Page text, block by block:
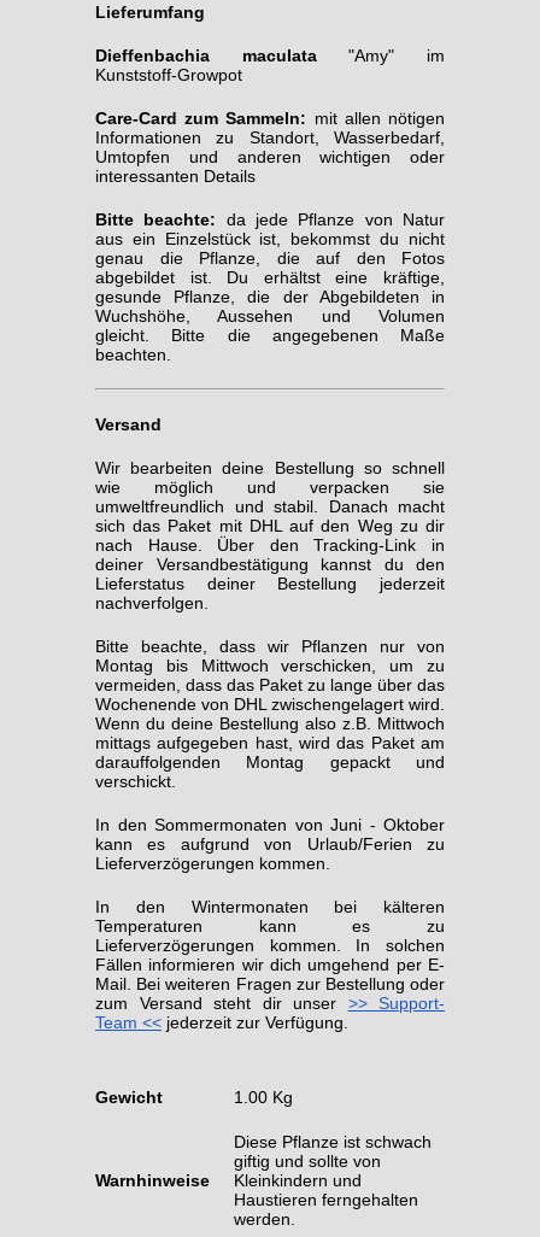
Lieferumfang
Dieffenbachia maculata"Amy" im
Kunststoff-Growpot
Care-Card zum Sammeln: mit allen nötigen
Informationen zu Standort, Wasserbedarf,
Umtopfen und anderen wichtigen oder
interessanten Details
Bitte beachte: da jede Pflanze von Natur
aus ein Einzelstück ist, bekommst du nicht
genau die Pflanze, die auf den Fotos
abgebildet ist. Du erhältst eine kräftige,
gesunde Pflanze, die der Abgebildeten in
Wuchshöhe, Aussehen und Volumen
gleicht. Bitte die angegebenen Maße
beachten.
Versand
Wir bearbeiten deine Bestellung so schnell
wie möglich und verpacken sie
umweltfreundlich und stabil. Danach macht
sich das Paket mit DHL auf den Weg zu dir
nach Hause. Über den Tracking-Link in
deiner Versandbestätigung kannst du den
Lieferstatus deiner Bestellung jederzeit
nachverfolgen.
Bitte beachte, dass wir Pflanzen nur von
Montag bis Mittwoch verschicken, um zu
vermeiden, dass das Paket zu lange über das
Wochenende von DHL zwischengelagert wird.
Wenn du deine Bestellung also z.B. Mittwoch
mittags aufgegeben hast, wird das Paket am
darauffolgenden Montag gepackt und
verschickt.
In den Sommermonaten von Juni - Oktober
kann es aufgrund von Urlaub/Ferien zu
Lieferverzögerungen kommen.
In den Wintermonaten bei kälteren
Temperaturen kann es zu
Lieferverzögerungen kommen. In solchen
Fällen informieren wir dich umgehend per E-
Mail. Bei weiteren Fragen zur Bestellung oder
zum Versand steht dir unser >> Support-
Team << jederzeit zur Verfügung.
Gewicht 1.00 Kg
Warnhinweise
Diese Pflanze ist schwach
giftig und sollte von
Kleinkindern und
Haustieren ferngehalten
werden.